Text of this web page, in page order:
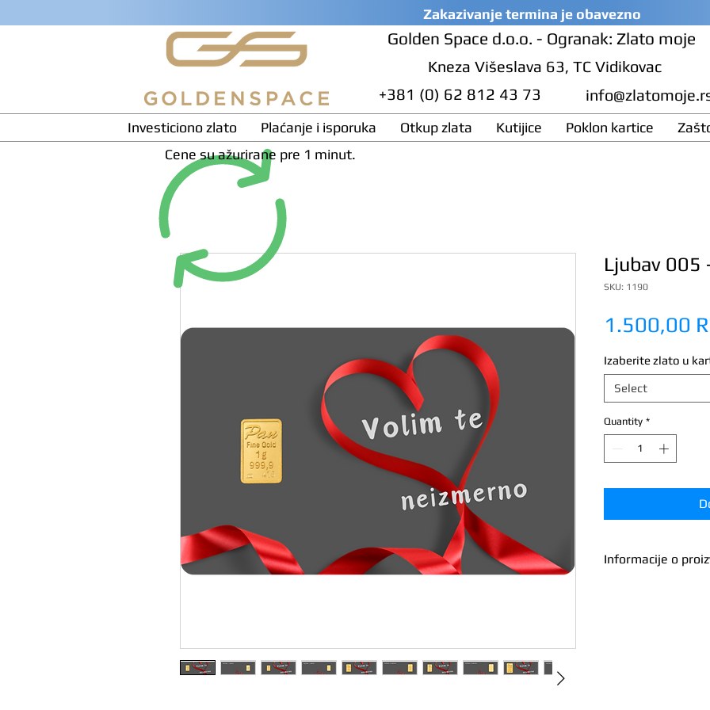
Zakazivanje termina je obavezno
Golden Space d.o.o. - Ogranak: Zlato moje
Kneza Višeslava 63, TC Vidikovac
+381 (0) 62 812 43 73
Investiciono zlato Plaćanje i isporuka Otkup zlata Kutijice Poklon kartice
Ljubav 005
SKU: 1190
1.500,00
Izaberite zlato u
Select
Quantity *
Informacije o
Cene su ažurirane pre 1 minut.